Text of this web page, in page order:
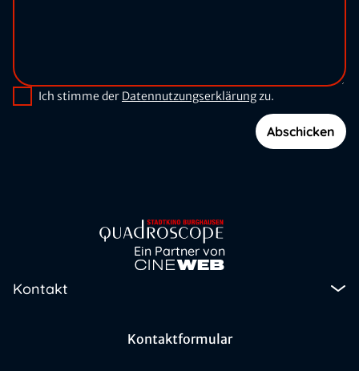
Ich stimme der Datennutzungserklärungzu.
Abschicken
Ein Partner von
Kontakt
Kontaktformular